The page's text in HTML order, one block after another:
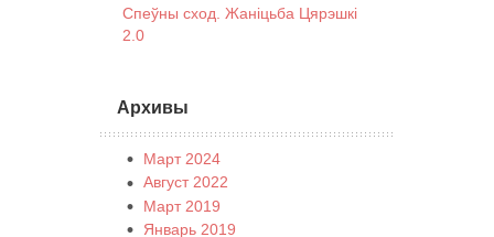
Спеўны сход. Жаніцьба Цярэшкі
2.0
Архивы
Март 2024
Август 2022
Март 2019
Январь 2019